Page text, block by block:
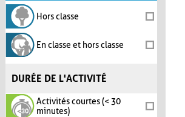
Hors classe
En classe et hors classe
DURÉE DE L'ACTIVITÉ
Activités courtes (< 30
minutes)